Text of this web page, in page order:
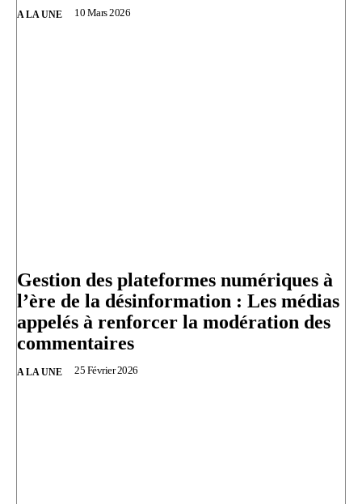
A LA UNE 10 Mars 2026
Gestion des plateformes numériques à
l’ère de la désinformation : Les médias
appelés à renforcer la modération des
commentaires
A LA UNE 25 Février 2026